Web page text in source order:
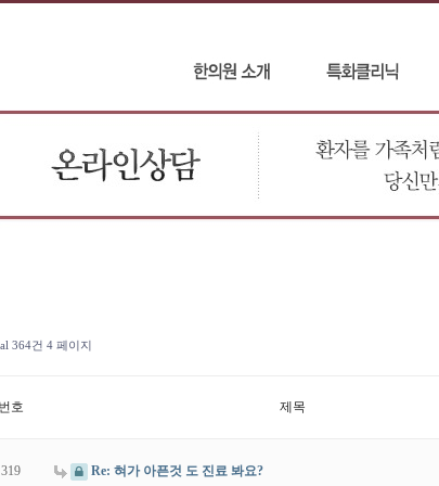
364건 4 페이지
호 제목
319 Re: 혀가 아픈것 도 진료 봐요?